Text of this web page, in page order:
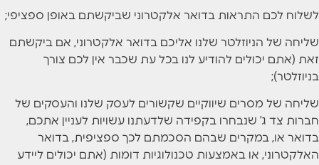
לשלוח לכם התראות בדואר אלקטרוני שביקשתם באופן ספציפי;
שליחה של הניוזלטר שלנו אליכם בדואר אלקטרוני, אם ביקשתם
זאת (אתם יכולים להודיע לנו בכל עת שכבר אין לכם צורך
בניוזלטר);
שליחה של מסרים שיווקיים שקשורים לעסק שלנו והעסקים של
חברות צד ג’ שנבחרו בקפידה שלדעתנו עשויות לעניין אתכם,
בדואר או, במקרים שבהם הסכמתם לכך ספציפית, בדואר
האלקטרוני, או באמצעות טכנולוגיות דומות (אתם יכולים ליידע